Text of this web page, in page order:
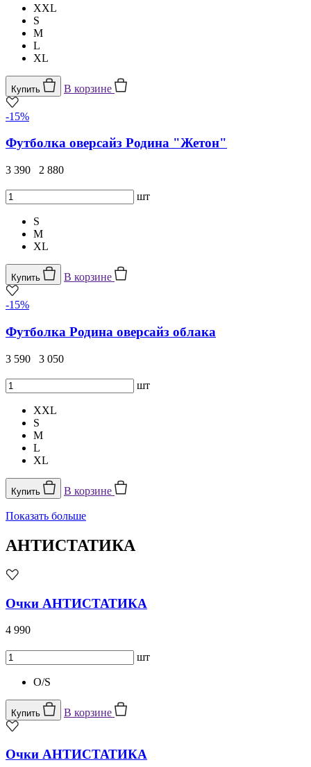
XXL
S
M
L
XL
Купить В корзине
-15%
Футболка оверсайз Родина "Жетон"
3 390 2 880
шт
S
M
XL
Купить В корзине
-15%
Футболка Родина оверсайз облака
3 590 3 050
шт
XXL
S
M
L
XL
Купить В корзине
Показать больше
АНТИСТАТИКА
Очки АНТИСТАТИКА
4 990
шт
O/S
Купить В корзине
Очки АНТИСТАТИКА